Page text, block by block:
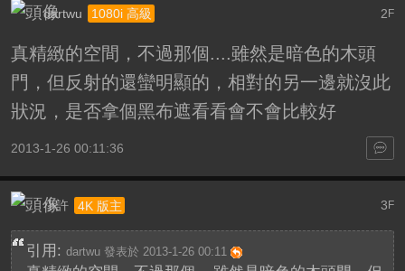
2 F
dartwu 1080i 高級
真精緻的空間，不過那個....雖然是暗色的木頭
門，但反射的還蠻明顯的，相對的另一邊就沒此
狀況，是否拿個黑布遮看看會不會比較好
2013-1-26 00:11:36
3 F
小許 4K 版主
引用: dartwu 發表於 2013-1-26 00:11